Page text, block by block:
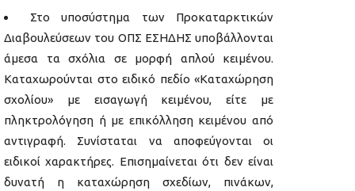
Στο υποσύστημα των Προκαταρκτικών
Διαβουλεύσεων του ΟΠΣ ΕΣΗΔΗΣ υποβάλλονται
άμεσα τα σχόλια σε μορφή απλού κειμένου.
Καταχωρούνται στο ειδικό πεδίο «Καταχώρηση
σχολίου» με εισαγωγή κειμένου, είτε με
πληκτρολόγηση ή με επικόλληση κειμένου από
αντιγραφή. Συνίσταται να αποφεύγονται οι
ειδικοί χαρακτήρες. Επισημαίνεται ότι δεν είναι
δυνατή η καταχώρηση σχεδίων, πινάκων,